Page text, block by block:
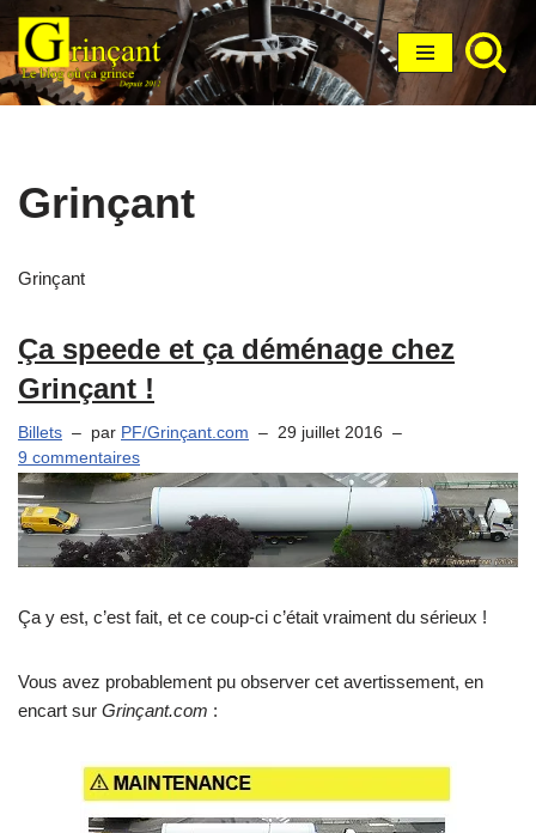
Aller
au
Grinçant
Grinçant
Ça speede et ça déménage chez
Grinçant !
Billets par PF/Grinçant.com
29 juillet 2016
9 commentaires
Ça y est, c’est fait, et ce coup-ci c’était vraiment du sérieux !
Vous avez probablement pu observer cet avertissement, en
encart sur Grinçant.com :